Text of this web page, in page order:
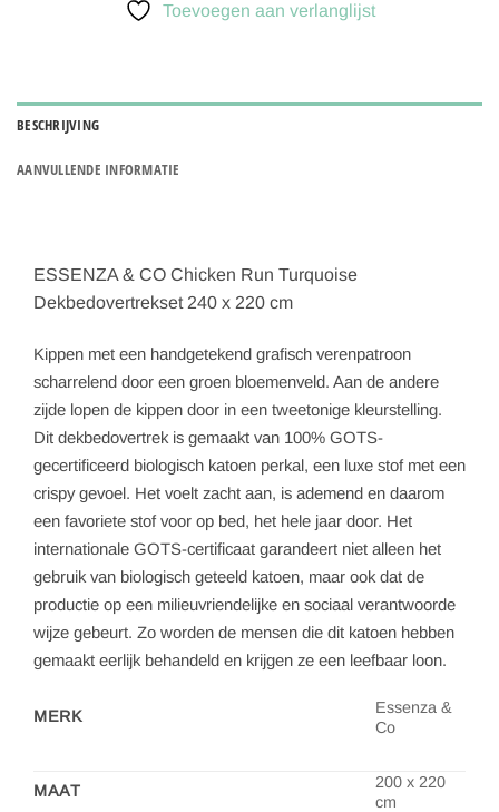
Toevoegen aan verlanglijst
BESCHRIJVING
AANVULLENDE INFORMATIE
ESSENZA & CO Chicken Run Turquoise
Dekbedovertrekset 240 x 220 cm
Kippen met een handgetekend grafisch verenpatroon
scharrelend door een groen bloemenveld. Aan de andere
zijde lopen de kippen door in een tweetonige kleurstelling.
Dit dekbedovertrek is gemaakt van 100% GOTS-
gecertificeerd biologisch katoen perkal, een luxe stof met een
crispy gevoel. Het voelt zacht aan, is ademend en daarom
een favoriete stof voor op bed, het hele jaar door. Het
internationale GOTS-certificaat garandeert niet alleen het
gebruik van biologisch geteeld katoen, maar ook dat de
productie op een milieuvriendelijke en sociaal verantwoorde
wijze gebeurt. Zo worden de mensen die dit katoen hebben
gemaakt eerlijk behandeld en krijgen ze een leefbaar loon.
MERK
Essenza &
Co
MAAT
200 x 220
cm